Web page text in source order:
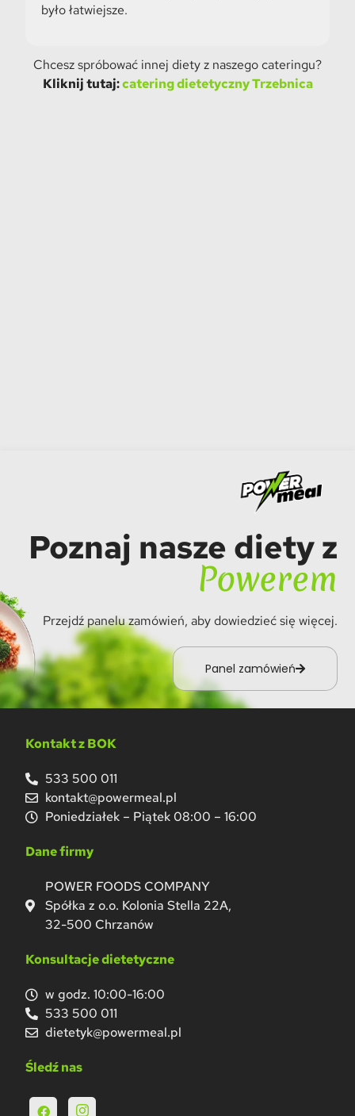
było łatwiejsze.
Chcesz spróbować innej diety z naszego cateringu?
Kliknij tutaj:catering dietetyczny Trzebnica
Poznaj nasze diety z
Powerem
Przejdź panelu zamówień, aby dowiedzieć się więcej.
Panel zamówień
Kontakt z BOK
533 500 011
kontakt@powermeal.pl
Poniedziałek – Piątek 08:00 – 16:00
Dane firmy
POWER FOODS COMPANY
Spółka z o.o. Kolonia Stella 22A,
32-500 Chrzanów
Konsultacje dietetyczne
w godz. 10:00-16:00
533 500 011
dietetyk@powermeal.pl
Śledź nas